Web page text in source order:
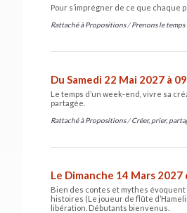
Pour s’imprégner de ce que chaque
Rattaché à Propositions /Prenons le
Du Samedi 22 Mai 2027 à
Le temps d’un week-end, vivre sa
partagée.
Rattaché à Propositions /Créer, prier,
Le Dimanche 14 Mars
Bien des contes et mythes
histoires (Le joueur de flûte
libération. Débutants bienvenus.